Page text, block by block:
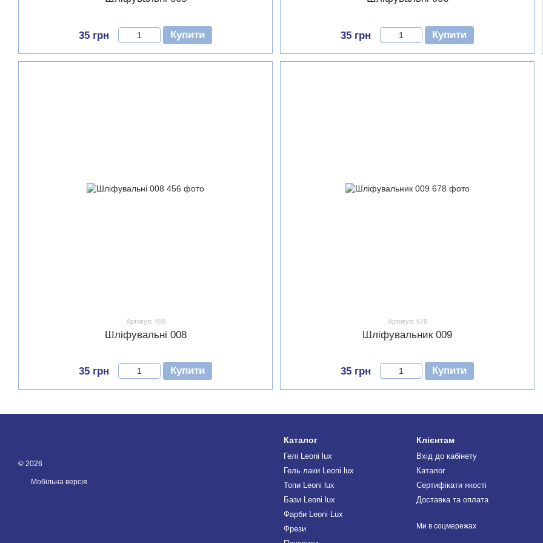
35 грн Купити 35 грн Купити
Артикул: 456
Шліфувальні 008
35 грн Купити
Артикул: 678
Шліфувальник 009
35 грн Купити
© 2026
Мобільна версія
Каталог
Гелі Leoni lux
Гель лаки Leoni lux
Топи Leoni lux
Бази Leoni lux
Фарби Leoni Lux
Фрези
Клієнтам
Вхід до кабінету
Каталог
Сертифікати якості
Доставка та оплата
Ми в соцмережах